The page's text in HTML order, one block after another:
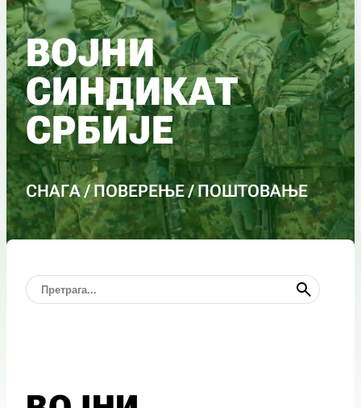
ВОЈНИ
СИНДИКАТ
СРБИЈЕ
СНАГА / ПОВЕРЕЊЕ / ПОШТОВАЊЕ